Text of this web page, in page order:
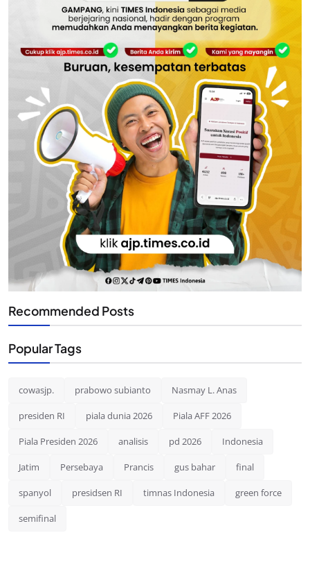
Recommended Posts
Popular Tags
cowasjp. prabowo subianto Nasmay L. Anas
presiden RI piala dunia 2026 Piala AFF 2026
Piala Presiden 2026 analisis pd 2026 Indonesia
Jatim Persebaya Prancis gus bahar final
spanyol presidsen RI timnas Indonesia green force
semifinal